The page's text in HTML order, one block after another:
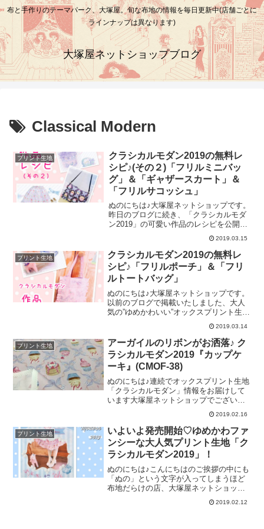
布と手作りのテーマパーク、大塚屋。旬な布地の情報を毎日更新中(店舗ごとに
ラインナップは異なります)
大塚屋ネットショップブログ
Classical Modern
プリント生地
クラシカルモダン2019の無料レ
シピ♪(その２)「フリルミニバッ
グ」＆「ギャザースカート」＆
「フリルサコッシュ」
ぬのにちは♪大塚屋ネットショップです。
昨日のブログに続き、「クラシカルモダ
ン2019」の可愛い作品のレシピを公開い
たします♡（「クラシカルモダン2019」
の詳細につきましては、こちらのブログ
をご覧ください）本日のひとつめは、
「マーメイドシェル」を使用したバッグ
からです。フリルのついた可愛いバッ
グ。生産元の清原株式会社さんの展示会
での写真がこちら↓です。「フリルミニバ
ッグ」のレシピはこちらよりご覧くださ
い。（PDFデータです）お次は「パフ
ェ」の柄を用いたお洋服です♡できあが
り丈が、50ｃｍほどのサイズの、スカー
トレシピです。作品をマネキンに着せる
と、こんな雰囲気に♡「ギャザースカー
ト」のレシピは
2019.03.15
プリント生地
クラシカルモダン2019の無料レ
シピ♪「フリルポーチ」＆「フリ
ルトートバッグ」
ぬのにちは♪大塚屋ネットショップです。
以前のブログで掲載いたしました、大人
気の”ゆめかわいい”オックスプリント生地
産元の清原株式会社さんから、作品レシ
ピが公開されましたので、大塚屋ネット
ショップブログでもそのレシピをご紹介
させていただきます♪まずは、こちらの
「ドリーミーユニコーン」を使った作品
です。サンプル画像がぼやけていますの
で、以前展示会での撮影写真を再掲載し
ますね♪＼ 左側の、このポーチです♡
／「フリルポーチ」のレシピはこちらよ
りご覧ください。（PDFデータです）そ
して、「クラシカルモダン2019」の中で
も、特別に人気の「メリーゴーランド」
からは
2019.03.14
プリント生地
アーガイルのリボンがお洒落♪ ク
ラシカルモダン2019『カップケ
ーキ』(CMOF-38)
ぬのにちは♪連続でオックスプリント生地
「クラシカルモダン」情報をお届けして
います大塚屋ネットショップでございま
雰囲気がただよう「カップケーキ柄」を
ご紹介します。このように、4センチほど
のサイズのカップケーキが、アーガイル
状に彩られたリボンの中に並んでいま
す。カップケーキのみならず、パンケ―
キも見つけました♡イチゴが美味しそう
に盛られています。クラシカルモダンな
らではの、淡く優しい色づかいです♡
＼ そのほかのパステルカラーがこち
ら ／一番下の色は、この写真だと白っ
2019.02.16
プリント生地
いよいよ発売開始♡ゆめかわファ
ンシーな大人気プリント生地「ク
ラシカルモダン2019」！
ぬのにちは♪こんにちはのご挨拶の中にも
「ぬの」という文字が入ってしまうほど
布地だらけの店、大塚屋ネットショップ
の時期に発売となる大人気プリント生地
2019.02.12